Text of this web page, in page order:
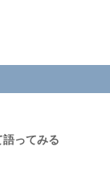
ってみる